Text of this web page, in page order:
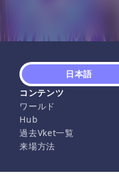
日本語
コンテンツ
ワールド
Hub
過去Vket一覧
来場方法